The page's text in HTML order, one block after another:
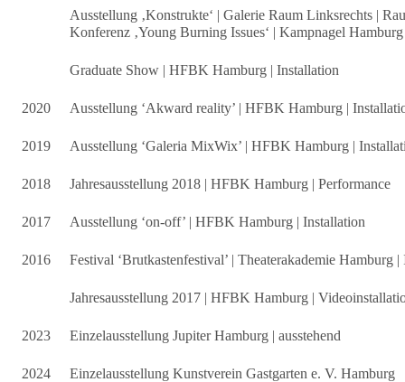
Ausstellung ‚Konstrukte‘ | Galerie Raum Linksrechts |
Konferenz ‚Young Burning Issues‘ | Kampnagel
Graduate Show | HFBK Hamburg | Installation
2020 Ausstellung ‘Akward reality’ | HFBK Hamburg |
2019 Ausstellung ‘Galeria MixWix’ | HFBK Hamburg |
2018 Jahresausstellung 2018 | HFBK Hamburg | Performance
2017 Ausstellung ‘on-off’ | HFBK Hamburg | Installation
2016 Festival ‘Brutkastenfestival’ | Theaterakademie Hamburg
Jahresausstellung 2017 | HFBK Hamburg |
2023 Einzelausstellung Jupiter Hamburg | ausstehend
2024 Einzelausstellung Kunstverein Gastgarten e. V. Hamburg